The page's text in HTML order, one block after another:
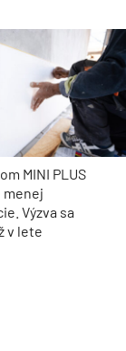
MINI PLUS
Výzva sa
v lete